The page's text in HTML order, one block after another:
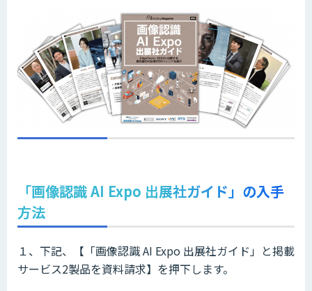
「画像認識 AI Expo 出展社ガイド」の入手
方法
１、下記、【「画像認識 AI Expo 出展社ガイド」と掲載
サービス2製品を資料請求】を押下します。